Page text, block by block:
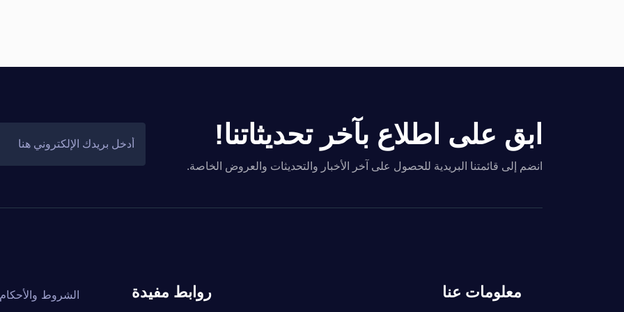
ابق على اطلاع بآخر تحديثاتنا!
انضم إلى قائمتنا البريدية للحصول على آخر الأخبار والتحديثات والعروض الخاصة.
معلومات عنا روابط مفيدة الشروط والأحكام